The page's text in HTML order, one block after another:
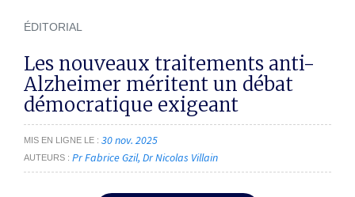
ÉDITORIAL
Les nouveaux traitements anti-
Alzheimer méritent un débat
démocratique exigeant
MIS EN LIGNE LE 30 nov. 2025
AUTEURS Pr Fabrice Gzil Dr Nicolas Villain